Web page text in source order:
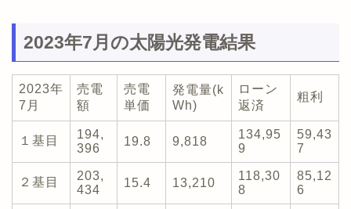
2023年7月の太陽光発電結果
2023年
7月
売電
額
売電
単価
発電量(k
Wh)
ローン
返済
粗利
１基目
194,
396
19.8 9,818
134,95
9
59,43
7
２基目
203,
434
15.4 13,210
118,30
8
85,12
6